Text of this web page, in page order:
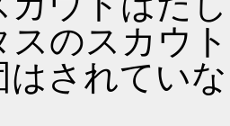
スのスカウ
はされてい